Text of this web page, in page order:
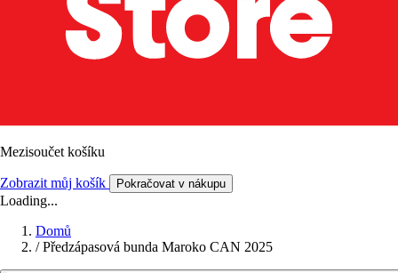
Mezisoučet košíku
Zobrazit můj košík Pokračovat v nákupu
Loading...
Domů
/ Předzápasová bunda Maroko CAN 2025